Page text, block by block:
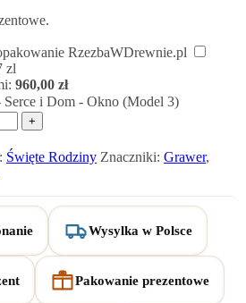
zl
960,00 zł
Serce i Dom - Okno (Model 3)
Święte Rodziny Znaczniki: Grawer,
Wysylka w Polsce
Pakowanie prezentowe